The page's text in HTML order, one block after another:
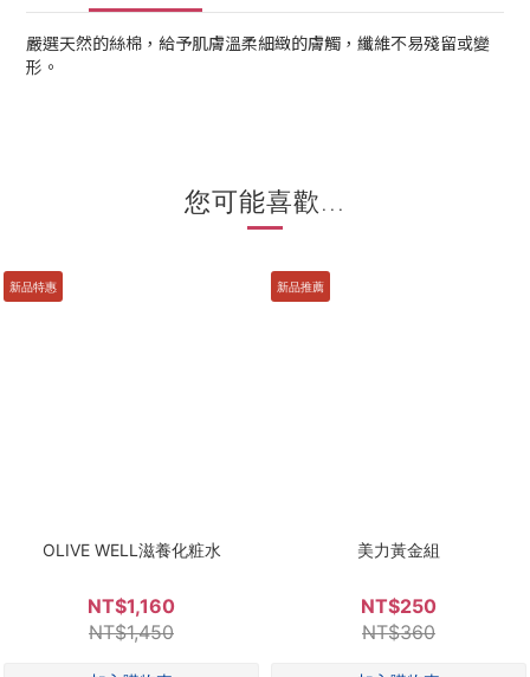
嚴選天然的絲棉，給予肌膚溫柔細緻的膚觸，纖維不易殘留或變
形。
您可能喜歡...
新品特惠
OLIVE WELL滋養化粧水
NT$1,160
NT$1,450
新品推薦
美力黃金組
NT$250
NT$360